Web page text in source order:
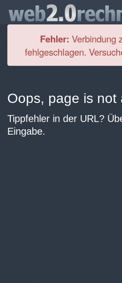
Fehler: Verbindung
fehlgeschlagen.
Oops, page is not
Tippfehler in der URL?
Eingabe.